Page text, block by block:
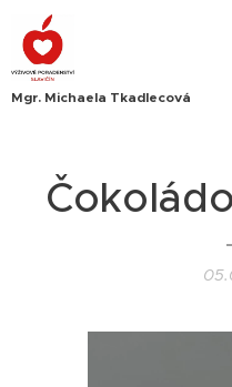
Mgr. Michaela Tkadlecová